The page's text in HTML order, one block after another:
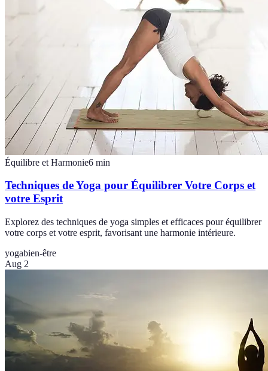
Équilibre et Harmonie6 min
Techniques de Yoga pour Équilibrer Votre Corps et
votre Esprit
Explorez des techniques de yoga simples et efficaces pour équilibrer
votre corps et votre esprit, favorisant une harmonie intérieure.
yogabien-être
Aug 2